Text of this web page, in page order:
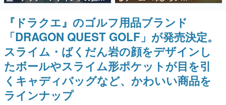
事をまとめました。
ゲームの企画書
名作ゲームクリエイターの方々に製作時のエピソードをお
聞きし、ヒットする企画（ゲーム）とは何か？を探ってい
きます。
赫本
この物語を解いてはいけない。『赫本』は、〈試験問題〉
の形をした短編ホラー小説集です。
新世代に訊く
キャストは天﨑滉平さんと判
明。『Re:ゼロから始める異世
界生活』オットー役、『ヒプノ
シスマイク』山田三郎役など
Simulator』が「1件」のウィッ
シュリストをもとにチェコ語に
対応しSNSで話題に。『キング
ダム・カム』開発元やチェコの
プロ野球選手から称賛の声
『ドラクエ』のゴルフ用品ブランド
「DRAGON QUEST GOLF」が発売決定。
スライム・ばくだん岩の顔をデザインし
たボールやスライム形ポケットが目を引
くキャディバッグなど、かわいい商品を
ラインナップ